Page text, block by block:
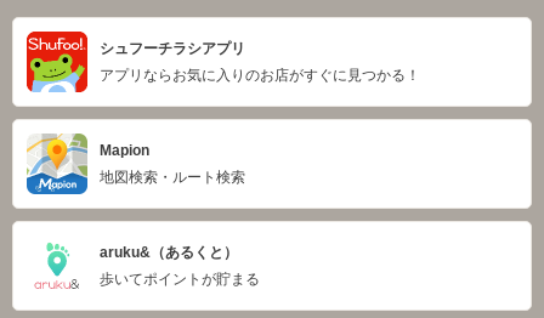
シュフーチラシアプリ
アプリならお気に入りのお店がすぐに見つかる！
Mapion
地図検索・ルート検索
aruku&（あるくと）
歩いてポイントが貯まる